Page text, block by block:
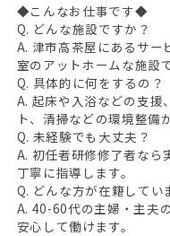
◆こんなお仕事です◆
Q. どんな施設ですか？
A. 津市高茶屋にあるサー
室のアットホームな施設で
Q. 具体的に何をするの？
A. 起床や入浴などの支援
ト、清掃などの環境整備
Q. 未経験でも大丈夫？
A. 初任者研修修了者なら
丁寧に指導します。
Q. どんな方が在籍してい
A. 40-60代の主婦・主夫
安心して働けます。